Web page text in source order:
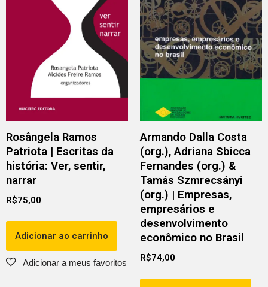
Rosângela Ramos
Patriota | Escritas da
história: Ver, sentir,
narrar
R$75,00
Adicionar ao carrinho
Armando Dalla Costa
(org.), Adriana Sbicca
Fernandes (org.) &
Tamás Szmrecsányi
(org.) | Empresas,
empresários e
desenvolvimento
econômico no Brasil
R$74,00